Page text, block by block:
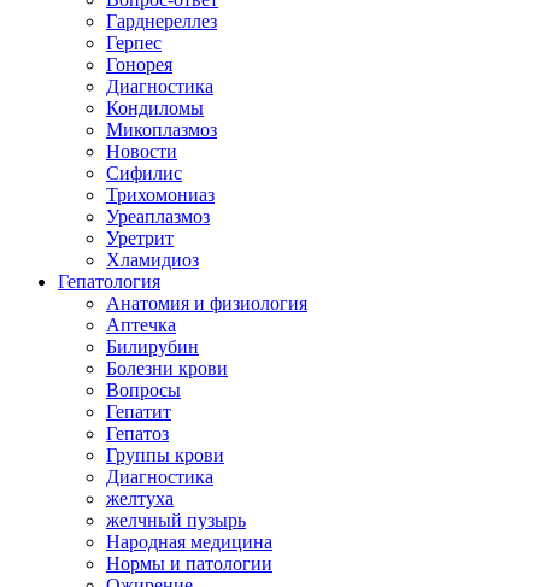
Гарднереллез
Герпес
Гонорея
Диагностика
Кондиломы
Микоплазмоз
Новости
Сифилис
Трихомониаз
Уреаплазмоз
Уретрит
Хламидиоз
Гепатология
Анатомия и физиология
Аптечка
Билирубин
Болезни крови
Вопросы
Гепатит
Гепатоз
Группы крови
Диагностика
желтуха
желчный пузырь
Народная медицина
Нормы и патологии